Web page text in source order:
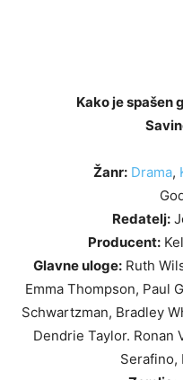
Kako je spašen
Žanr: Drama,
Redatelj:
Producent:
Glavne uloge: Ruth
Emma Thompson, Paul
Schwartzman, Bradley
Dendrie Taylor. Ronan
Serafino,